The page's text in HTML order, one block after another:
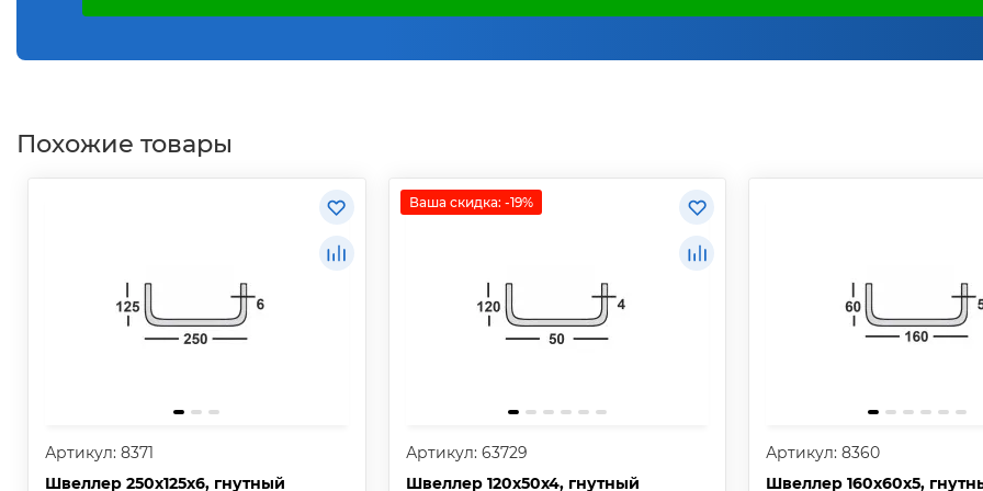
Похожие товары
Артикул: 8371
Швеллер 250х125х6, гнутный
Ваша скидка: -19%
Артикул: 63729
Швеллер 120х50х4, гнутный
Артикул: 8360
Швеллер 160х60х5,